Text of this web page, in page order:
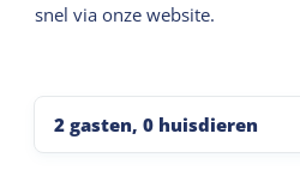
snel via onze website.
2 gasten, 0 huisdieren